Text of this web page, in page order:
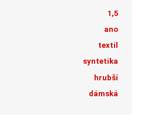
1,5
ano
textil
syntetika
hrubší
dámská